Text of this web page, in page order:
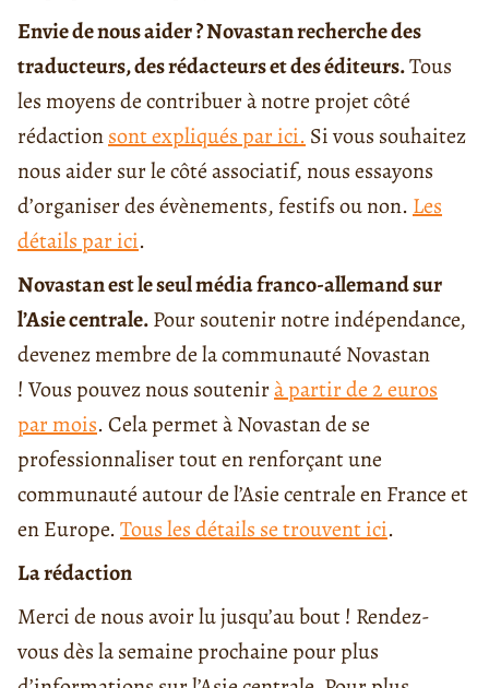
Envie de nous aider ? Novastan recherche des
traducteurs, des rédacteurs et des éditeurs.Tous
les moyens de contribuer à notre projet côté
rédactionsont expliqués par ici. Si vous souhaitez
nous aider sur le côté associatif, nous essayons
d’organiser des évènements, festifs ou non. Les
détails par ici.
Novastan est le seul média franco-allemand sur
l’Asie centrale.Pour soutenir notre indépendance,
devenez membre de la communauté Novastan
! Vous pouvez nous soutenirà partir de 2 euros
par mois. Cela permet à Novastan de se
professionnaliser tout en renforçant une
communauté autour de l’Asie centrale en France et
en Europe.Tous les détails se trouvent ici.
La rédaction
Merci de nous avoir lu jusqu’au bout ! Rendez-
vous dès la semaine prochaine pour plus